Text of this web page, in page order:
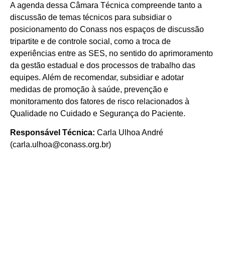
A agenda dessa Câmara Técnica compreende tanto a
discussão de temas técnicos para subsidiar o
posicionamento do Conass nos espaços de discussão
tripartite e de controle social, como a troca de
experiências entre as SES, no sentido do aprimoramento
da gestão estadual e dos processos de trabalho das
equipes. Além de recomendar, subsidiar e adotar
medidas de promoção à saúde, prevenção e
monitoramento dos fatores de risco relacionados à
Qualidade no Cuidado e Segurança do Paciente.
Responsável Técnica: Carla Ulhoa André
(carla.ulhoa@conass.org.br)